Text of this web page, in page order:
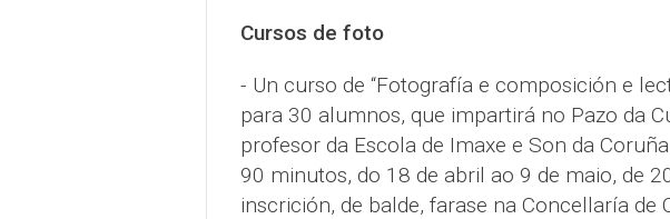
Cursos de foto
- Un curso de “Fotografía e composición e
para 30 alumnos, que impartirá no Pazo da
profesor da Escola de Imaxe e Son da
90 minutos, do 18 de abril ao 9 de maio, de
inscrición, de balde, farase na Concellaría de